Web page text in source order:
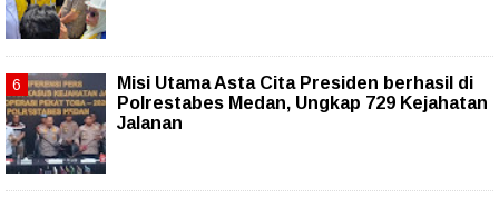
Misi Utama Asta Cita Presiden berhasil di
Polrestabes Medan, Ungkap 729 Kejahatan
Jalanan